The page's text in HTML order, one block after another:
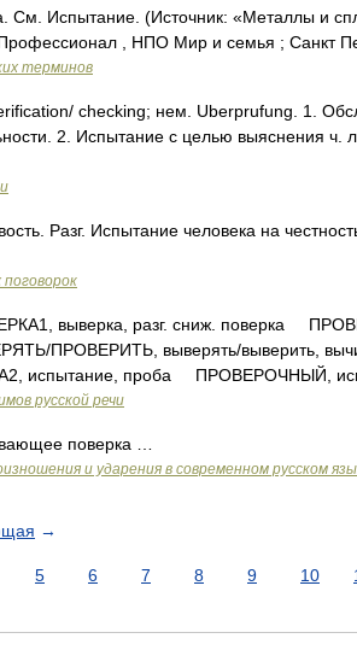
См. Испытание. (Источник: «Металлы и
, НПО Мир и семья ; Санкт
терминов
checking; нем. Uberprufung. 1.
2. Испытание с целью выяснения ч.
Разг. Испытание человека на
поговорок
выверка, разг. сниж. поверка
ПРОВЕРИТЬ, выверять/выверить,
испытание, проба ПРОВЕРОЧНЫЙ,
русской речи
поверка …
и ударения в современном русском
→
5 6 7 8 9 10